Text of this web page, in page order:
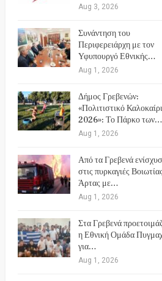
Aug 3, 2026
Συνάντηση του
Περιφερειάρχη με τον
Υφυπουργό Εθνικής…
Aug 1, 2026
Δήμος Γρεβενών:
«Πολιτιστικό Καλοκαίρι
2026»: Το Πάρκο των…
Aug 1, 2026
Από τα Γρεβενά
στις πυρκαγιές
Άρτας με…
Aug 1, 2026
Στα Γρεβενά
η Εθνική Ομάδα
για…
Aug 1, 2026